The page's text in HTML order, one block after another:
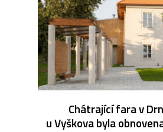
Chátrající fara v
u Vyškova byla